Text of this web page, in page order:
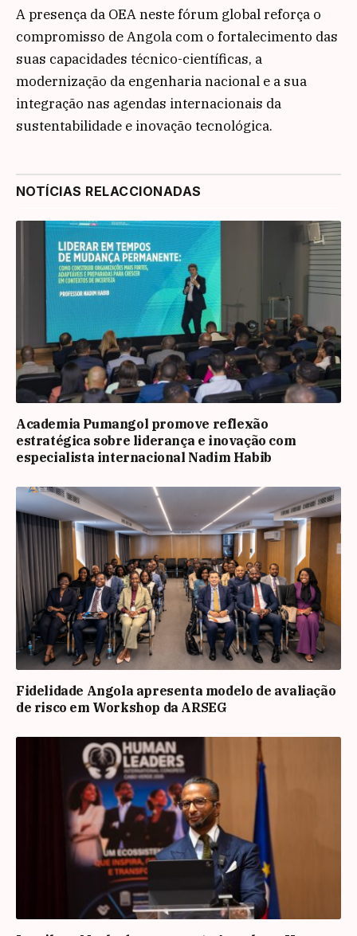
A presença da OEA neste fórum global reforça o
compromisso de Angola com o fortalecimento das
suas capacidades técnico-científicas, a
modernização da engenharia nacional e a sua
integração nas agendas internacionais da
sustentabilidade e inovação tecnológica.
NOTÍCIAS RELACCIONADAS
Academia Pumangol promove reflexão
estratégica sobre liderança e inovação com
especialista internacional Nadim Habib
Fidelidade Angola apresenta modelo de avaliação
de risco em Workshop da ARSEG